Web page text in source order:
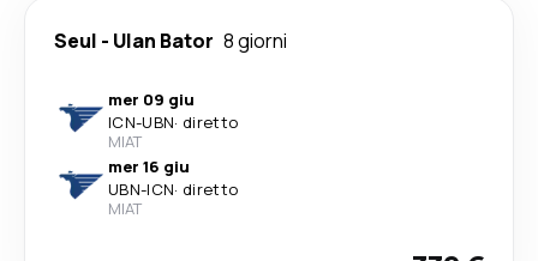
Seul - Ulan Bator 8 giorni
mer 09 giu
ICN-UBN· diretto
MIAT
mer 16 giu
UBN-ICN· diretto
MIAT